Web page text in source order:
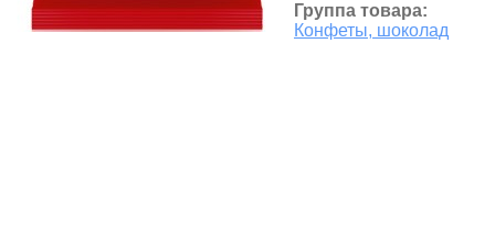
Группа товара:
Конфеты, шоколад